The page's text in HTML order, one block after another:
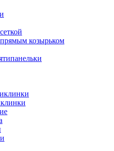
козырьком